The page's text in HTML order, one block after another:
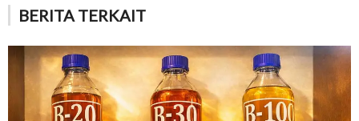
BERITA TERKAIT